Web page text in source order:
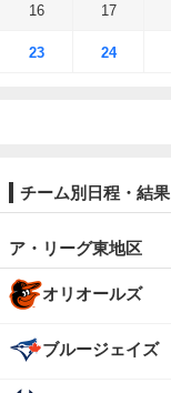
16 17
23 24
チーム別日程・結果
ア・リーグ東地区
オリオールズ
ブルージェイズ